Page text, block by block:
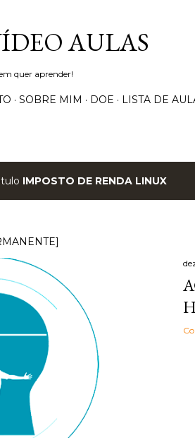
AULAS
quer aprender!
SOBRE MIM DOE LISTA DE
IMPOSTO DE RENDA LINUX